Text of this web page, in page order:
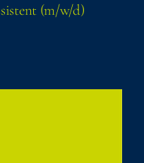
(m/​w/​d)